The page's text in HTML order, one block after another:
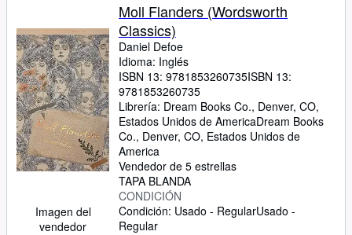
Imagen del
vendedor
Moll Flanders (Wordsworth
Classics)
Daniel Defoe
Idioma: Inglés
ISBN 13: 9781853260735ISBN 13:
9781853260735
Librería: Dream Books Co., Denver, CO,
Estados Unidos de AmericaDream Books
Co., Denver, CO, Estados Unidos de
America
Vendedor de 5 estrellas
TAPA BLANDA
CONDICIÓN
Condición: Usado - RegularUsado -
Regular